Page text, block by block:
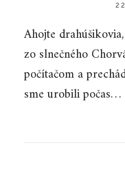
Ahojte
zo slnečného
počítačom a
sme urobili počas…